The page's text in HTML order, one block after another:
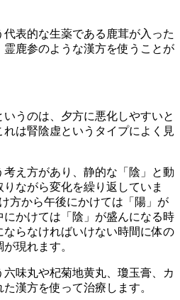
表的な生薬である鹿茸が入った
鹿参のような漢方を使うことが
うのは、夕方に悪化しやすいと
は腎陰虚というタイプによく見
え方があり、静的な「陰」と動
ながら変化を繰り返していま
方から午後にかけては「陽」が
かけては「陰」が盛んになる時
らなければいけない時間に体の
現れます。
味丸や杞菊地黄丸、瓊玉膏、カ
漢方を使って治療します。